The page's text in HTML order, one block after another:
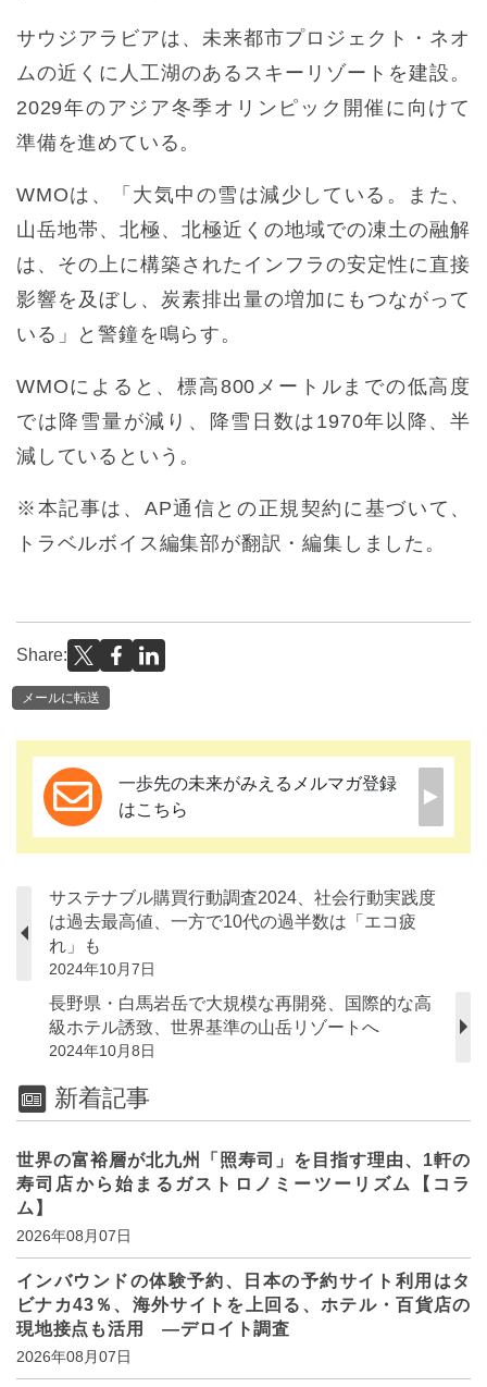
サウジアラビアは、未来都市プロジェクト・ネオ
ムの近くに人工湖のあるスキーリゾートを建設。
2029年のアジア冬季オリンピック開催に向けて
準備を進めている。
WMOは、「大気中の雪は減少している。また、
山岳地帯、北極、北極近くの地域での凍土の融解
は、その上に構築されたインフラの安定性に直接
影響を及ぼし、炭素排出量の増加にもつながって
いる」と警鐘を鳴らす。
WMOによると、標高800メートルまでの低高度
では降雪量が減り、降雪日数は1970年以降、半
減しているという。
※本記事は、AP通信との正規契約に基づいて、
トラベルボイス編集部が翻訳・編集しました。
Share:
メールに転送
一歩先の未来がみえるメルマガ登録
はこちら
サステナブル購買行動調査2024、社会行動実践度
は過去最高値、一方で10代の過半数は「エコ疲
れ」も
2024年10月7日
長野県・白馬岩岳で大規模な再開発、国際的な高
級ホテル誘致、世界基準の山岳リゾートへ
2024年10月8日
新着記事
世界の富裕層が北九州「照寿司」を目指す理由、1軒の
寿司店から始まるガストロノミーツーリズム【コラ
ム】
2026年08月07日
インバウンドの体験予約、日本の予約サイト利用はタ
ビナカ43％、海外サイトを上回る、ホテル・百貨店の
現地接点も活用 ―デロイト調査
2026年08月07日